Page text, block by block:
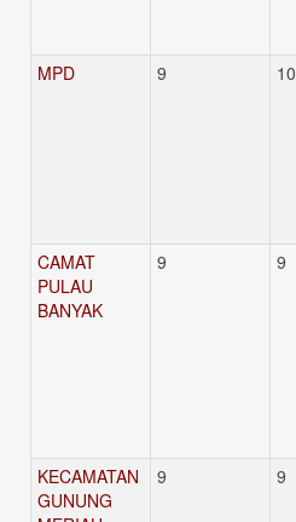
MPD 9 10
CAMAT
PULAU
BANYAK
9 9
KECAMATAN
GUNUNG
9 9